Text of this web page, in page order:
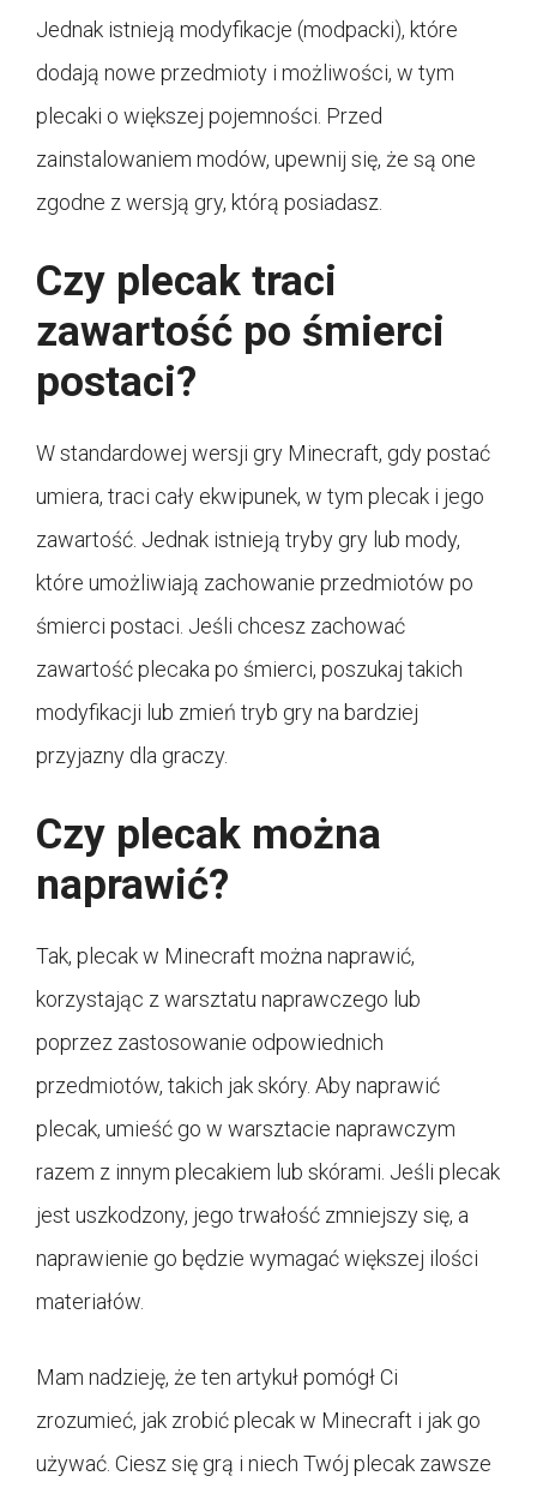
Jednak istnieją modyfikacje (modpacki), które
dodają nowe przedmioty i możliwości, w tym
plecaki o większej pojemności. Przed
zainstalowaniem modów, upewnij się, że są one
zgodne z wersją gry, którą posiadasz.
Czy plecak traci
zawartość po śmierci
postaci?
W standardowej wersji gry Minecraft, gdy postać
umiera, traci cały ekwipunek, w tym plecak i jego
zawartość. Jednak istnieją tryby gry lub mody,
które umożliwiają zachowanie przedmiotów po
śmierci postaci. Jeśli chcesz zachować
zawartość plecaka po śmierci, poszukaj takich
modyfikacji lub zmień tryb gry na bardziej
przyjazny dla graczy.
Czy plecak można
naprawić?
Tak, plecak w Minecraft można naprawić,
korzystając z warsztatu naprawczego lub
poprzez zastosowanie odpowiednich
przedmiotów, takich jak skóry. Aby naprawić
plecak, umieść go w warsztacie naprawczym
razem z innym plecakiem lub skórami. Jeśli plecak
jest uszkodzony, jego trwałość zmniejszy się, a
naprawienie go będzie wymagać większej ilości
materiałów.
Mam nadzieję, że ten artykuł pomógł Ci
zrozumieć, jak zrobić plecak w Minecraft i jak go
używać. Ciesz się grą i niech Twój plecak zawsze